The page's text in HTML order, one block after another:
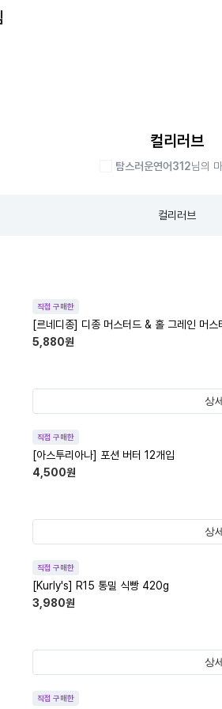
컬리러브
탐스러운연어312님의
컬리러브
직접 구매한
[르네디종] 디종 머스터드 & 홀 그레인 머
5,880원
상
직접 구매한
[아스투리아나] 포션 버터 12개입
4,500원
상
직접 구매한
[Kurly's] R15 통밀 식빵 420g
3,980원
상
직접 구매한